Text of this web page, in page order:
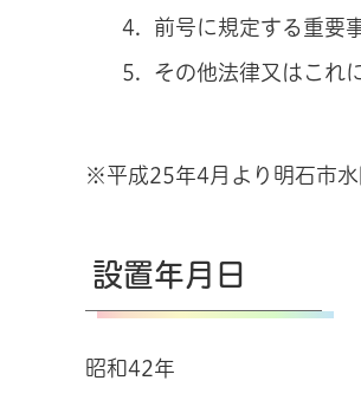
前号に規定する重要
その他法律又はこれ
※平成25年4月より明石市水
設置年月日
昭和42年